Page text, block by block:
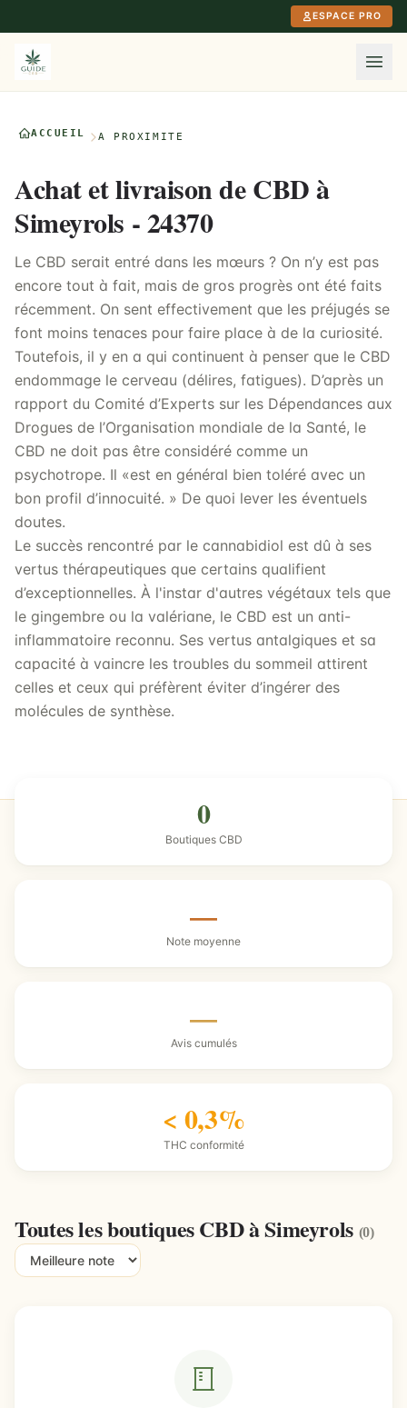
ESPACE PRO
ACCUEIL À PROXIMITÉ
Achat et livraison de CBD à
Simeyrols - 24370
Le CBD serait entré dans les mœurs ? On n’y est pas
encore tout à fait, mais de gros progrès ont été faits
récemment. On sent effectivement que les préjugés se
font moins tenaces pour faire place à de la curiosité.
Toutefois, il y en a qui continuent à penser que le CBD
endommage le cerveau (délires, fatigues). D’après un
rapport du Comité d’Experts sur les Dépendances aux
Drogues de l’Organisation mondiale de la Santé, le
CBD ne doit pas être considéré comme un
psychotrope. Il «est en général bien toléré avec un
bon profil d’innocuité. » De quoi lever les éventuels
doutes.
Le succès rencontré par le cannabidiol est dû à ses
vertus thérapeutiques que certains qualifient
d’exceptionnelles. À l'instar d'autres végétaux tels que
le gingembre ou la valériane, le CBD est un anti-
inflammatoire reconnu. Ses vertus antalgiques et sa
capacité à vaincre les troubles du sommeil attirent
celles et ceux qui préfèrent éviter d’ingérer des
molécules de synthèse.
0
Boutiques CBD
—
Note moyenne
—
Avis cumulés
< 0,3%
THC conformité
Toutes les boutiques CBD à Simeyrols (0)